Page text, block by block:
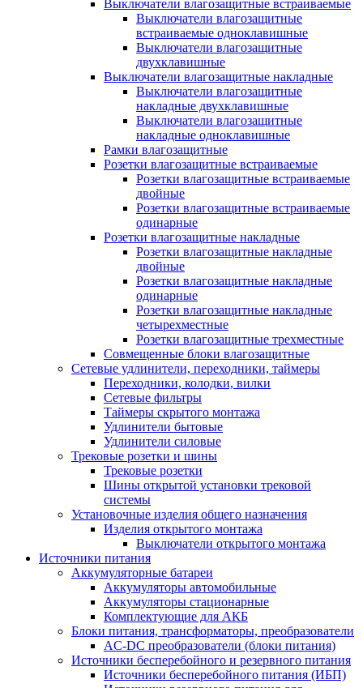
Выключатели влагозащитные встраиваемые
Выключатели влагозащитные
встраиваемые одноклавишные
Выключатели влагозащитные
двухклавишные
Выключатели влагозащитные накладные
Выключатели влагозащитные
накладные двухклавишные
Выключатели влагозащитные
накладные одноклавишные
Рамки влагозащитные
Розетки влагозащитные встраиваемые
Розетки влагозащитные встраиваемые
двойные
Розетки влагозащитные встраиваемые
одинарные
Розетки влагозащитные накладные
Розетки влагозащитные накладные
двойные
Розетки влагозащитные накладные
одинарные
Розетки влагозащитные накладные
четырехместные
Розетки влагозащитные трехместные
Совмещенные блоки влагозащитные
Сетевые удлинители, переходники, таймеры
Переходники, колодки, вилки
Сетевые фильтры
Таймеры скрытого монтажа
Удлинители бытовые
Удлинители силовые
Трековые розетки и шины
Трековые розетки
Шины открытой установки трековой
системы
Установочные изделия общего назначения
Изделия открытого монтажа
Выключатели открытого монтажа
Источники питания
Аккумуляторные батареи
Аккумуляторы автомобильные
Аккумуляторы стационарные
Комплектующие для АКБ
Блоки питания, трансформаторы, преобразователи
AC-DC преобразователи (блоки питания)
Источники бесперебойного и резервного питания
Источники бесперебойного питания (ИБП)